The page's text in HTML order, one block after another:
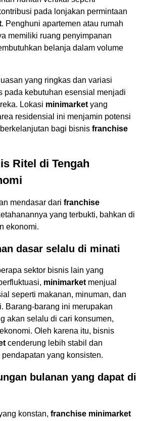
pada lonjakan permintaan
. Penghuni apartemen atau rumah
memiliki ruang penyimpanan
belanja dalam volume
yang ringkas dan variasi
pada kebutuhan esensial menjadi
Lokasi minimarket yang
residensial ini menjamin potensi
bagi bisnis franchise
Ritel di Tengah
mendasar dari franchise
yang terbukti, bahkan di
ekonomi.
dasar selalu di minati
sektor bisnis lain yang
minimarket menjual
seperti makanan, minuman, dan
Barang-barang ini merupakan
akan selalu di cari konsumen,
Oleh karena itu, bisnis
cenderung lebih stabil dan
yang konsisten.
bulanan yang dapat di
konstan, franchise minimarket